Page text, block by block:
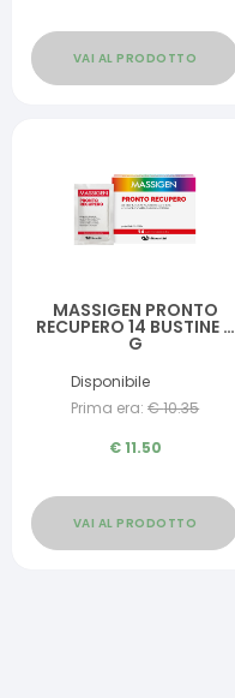
VAI AL PRODOTTO
MASSIGEN PRONTO
RECUPERO 14 BUSTINE 6
G
Disponibile
Prima era: €10.35
€11.50
VAI AL PRODOTTO